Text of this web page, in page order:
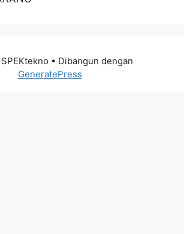
• Dibangun dengan
GeneratePress